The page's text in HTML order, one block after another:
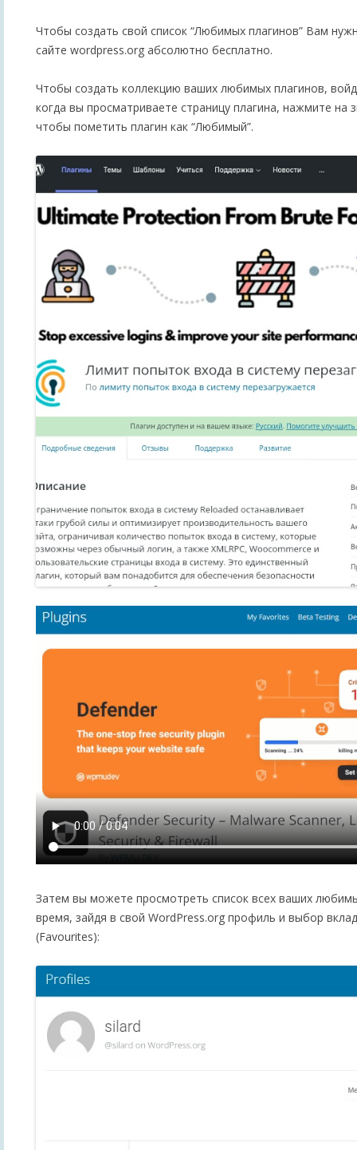
Чтобы создать свой список “Любимых плагинов” Вам
сайте wordpress.org абсолютно бесплатно.
Чтобы создать коллекцию ваших любимых плагинов,
когда вы просматриваете страницу плагина, нажмите на
чтобы пометить плагин как “Любимый”.
Затем вы можете просмотреть список всех ваших
время, зайдя в свой WordPress.org профиль и выбор
(Favourites):